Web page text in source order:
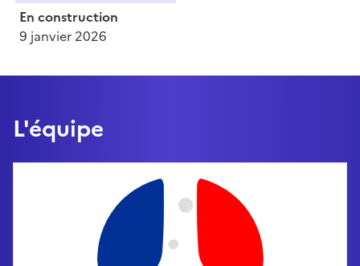
En construction
9 janvier 2026
L'équipe